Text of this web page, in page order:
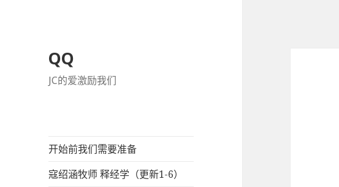
QQ
JC的爱激励我们
开始前我们需要准备
寇绍涵牧师 释经学（更新1-6）